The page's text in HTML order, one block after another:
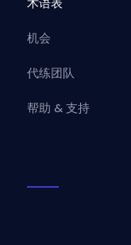
机会
代练团队
帮助 & 支持